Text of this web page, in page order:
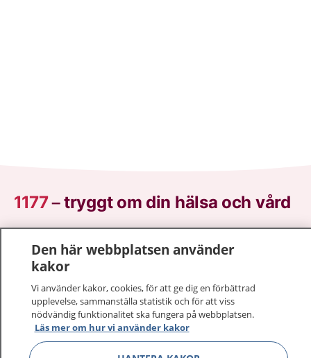
1177–tryggt om din hälsa och vård
sjukdomar och vilka mottagningar du kan kontakta.
Logga in för att läsa din journal och göra dina
vårdärenden. Ring telefonnummer 1177 för
sjukvårdsrådgivning dygnet runt.
1177 ger dig råd när du vill må bättre.
Den här webbplatsen använder
kakor
Vi använder kakor, cookies, för att ge dig en förbättrad
upplevelse, sammanställa statistik och för att viss
nödvändig funktionalitet ska fungera på webbplatsen.
Läs mer om hur vi använder kakor